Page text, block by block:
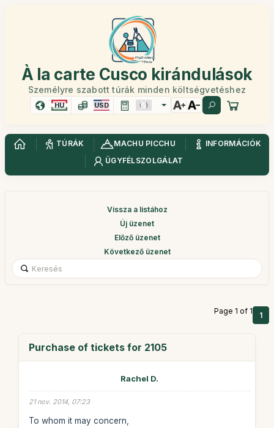
À la carte Cusco kirándulások
Személyre szabott túrák minden költségvetéshez
HU USD
TÚRÁK MACHU PICCHU
INFORMÁCIÓK
ÜGYFÉLSZOLGÁLAT
Vissza a listához
Új üzenet
Előző üzenet
Következő üzenet
Page 1 of 1 1
Purchase of tickets for 2105
Rachel D.
21 nov. 2014, 07:23
To whom it may concern,